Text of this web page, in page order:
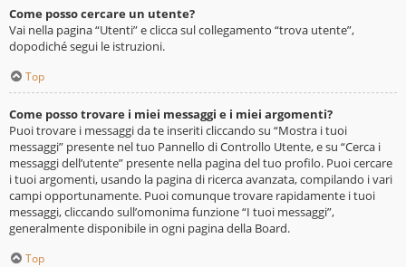
Come posso cercare un utente?
Vai nella pagina “Utenti” e clicca sul collegamento “trova utente”,
dopodiché segui le istruzioni.
Top
Come posso trovare i miei messaggi e i miei argomenti?
Puoi trovare i messaggi da te inseriti cliccando su “Mostra i tuoi
messaggi” presente nel tuo Pannello di Controllo Utente, e su “Cerca i
messaggi dell’utente” presente nella pagina del tuo profilo. Puoi cercare
i tuoi argomenti, usando la pagina di ricerca avanzata, compilando i vari
campi opportunamente. Puoi comunque trovare rapidamente i tuoi
messaggi, cliccando sull’omonima funzione “I tuoi messaggi”,
generalmente disponibile in ogni pagina della Board.
Top